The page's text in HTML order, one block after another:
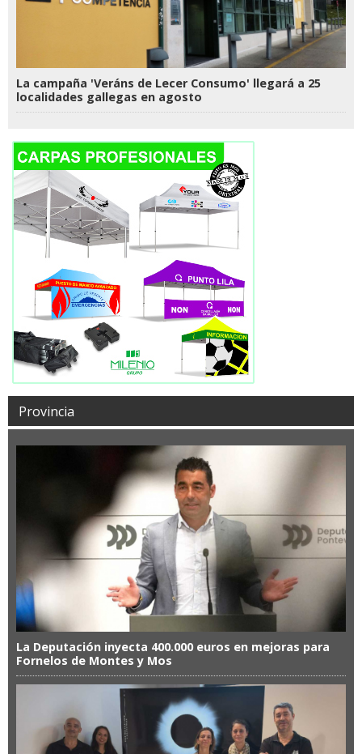
La campaña 'Veráns de Lecer Consumo' llegará a 25
localidades gallegas en agosto
Provincia
La Deputación inyecta 400.000 euros en mejoras para
Fornelos de Montes y Mos